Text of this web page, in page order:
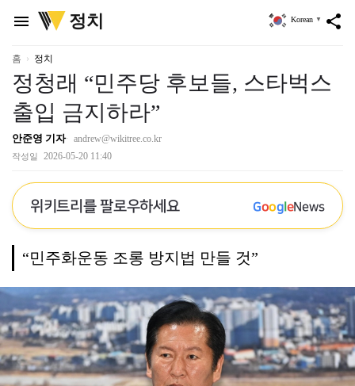
menu
위
키
정치 share
Korean ▼
홈 정치
정청래 “민주당 후보들, 스타벅스
출입 금지하라”
안준영 기자 andrew@wikitree.co.kr
작성일 2026-05-20 11:40
위키트리를 팔로우하세요 GoogleNews
“민주화운동 조롱 방지법 만들 것”